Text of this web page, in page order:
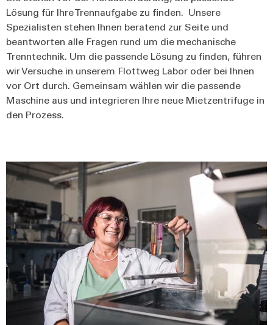
Lösung für Ihre Trennaufgabe zu finden. Unsere
Spezialisten stehen Ihnen beratend zur Seite und
beantworten alle Fragen rund um die mechanische
Trenntechnik. Um die passende Lösung zu finden, führen
wir Versuche in unserem Flottweg Labor oder bei Ihnen
vor Ort durch. Gemeinsam wählen wir die passende
Maschine aus und integrieren Ihre neue Mietzentrifuge in
den Prozess.